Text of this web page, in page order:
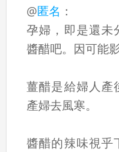
@匿名 ：
孕婦，即是還未
醬醋吧。因可能
薑醋是給婦人產
產婦去風寒。
醬醋的辣味視乎